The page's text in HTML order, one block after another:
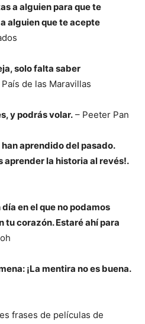
a alguien para que te
alguien que te acepte
solo falta saber
de las Maravillas
y podrás volar. – Peeter Pan
aprendido del pasado.
aprender la historia al revés!.
en el que no podamos
tu corazón. Estaré ahí para
¡La mentira no es buena.
frases de películas de